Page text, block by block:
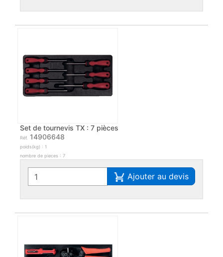
Set de tournevis TX : 7 pièces
Réf. 14906648
poids(kg) : 1
nombre de pieces : 7
Ajouter au devis